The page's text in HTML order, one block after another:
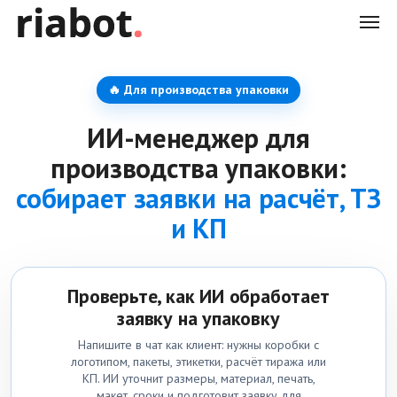
🔥 Для производства упаковки
ИИ-менеджер для
производства упаковки:
собирает заявки на расчёт, ТЗ
и КП
Проверьте, как ИИ обработает
заявку на упаковку
Напишите в чат как клиент: нужны коробки с
логотипом, пакеты, этикетки, расчёт тиража или
КП. ИИ уточнит размеры, материал, печать,